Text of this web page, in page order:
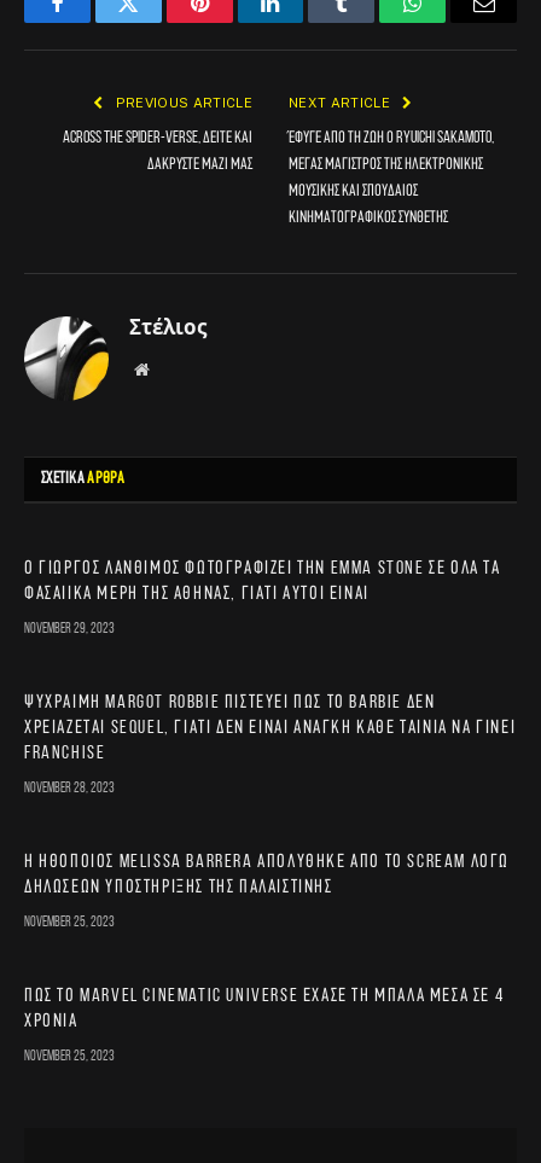
FacebookTwitter PinterestLinkedInTumblr WhatsApp
PREVIOUS ARTICLE
Across the Spider-Verse, δείτε και
δακρύστε μαζί μας
NEXT ARTICLE
Έφυγε από τη ζωή ο Ryuichi Sakamoto,
μέγας μάγιστρος της ηλεκτρονικής
μουσικής και σπουδαίος
κινηματογραφικός συνθέτης
Στέλιος
Website
ΣΧΕΤΙΚΑΑΡΘΡΑ
Ο Γιώργος Λάνθιμος φωτογραφίζει την Emma Stone σε όλα τα
φασαίικα μέρη της Αθήνας, γιατί αυτοί είναι
November 29, 2023
Ψύχραιμη Margot Robbie πιστεύει πως το Barbie δεν
χρειάζεται sequel, γιατί δεν είναι ανάγκη κάθε ταινία να γίνει
franchise
November 28, 2023
Η ηθοποιός Melissa Barrera απολύθηκε από το Scream λόγω
δηλώσεων υποστήριξης της Παλαιστίνης
November 25, 2023
Πώς το Marvel Cinematic Universe έχασε τη μπάλα μέσα σε 4
χρόνια
November 25, 2023